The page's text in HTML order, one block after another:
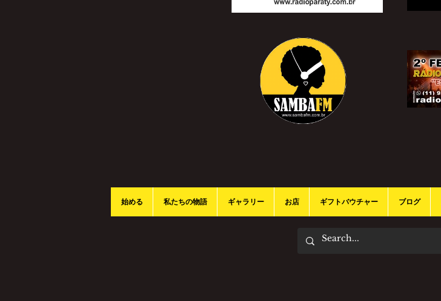
始める 私たちの物語 ギャラリー お店 ギフトバウチャー ブログ